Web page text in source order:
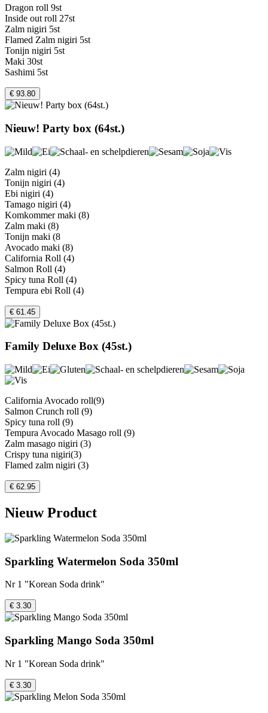
Dragon roll 9st
Inside out roll 27st
Zalm nigiri 5st
Flamed Zalm nigiri 5st
Tonijn nigiri 5st
Maki 30st
Sashimi 5st
€ 93.80
Nieuw! Party box (64st.)
Zalm nigiri (4)
Tonijn nigiri (4)
Ebi nigiri (4)
Tamago nigiri (4)
Komkommer maki (8)
Zalm maki (8)
Tonijn maki (8
Avocado maki (8)
California Roll (4)
Salmon Roll (4)
Spicy tuna Roll (4)
Tempura ebi Roll (4)
€ 61.45
Family Deluxe Box (45st.)
California Avocado roll(9)
Salmon Crunch roll (9)
Spicy tuna roll (9)
Tempura Avocado Masago roll (9)
Zalm masago nigiri (3)
Crispy tuna nigiri(3)
Flamed zalm nigiri (3)
€ 62.95
Nieuw Product
Sparkling Watermelon Soda 350ml
Nr 1 "Korean Soda drink"
€ 3.30
Sparkling Mango Soda 350ml
Nr 1 "Korean Soda drink"
€ 3.30